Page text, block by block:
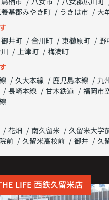
基郡みやき町 うきは市 大
御井町 合川町 東櫛原町 野
上津町
梅満町
久大本線 鹿児島本線
九
長崎本線 甘木鉄道
福岡市
花畑 南久留米
久留米大学
前
久留米高校前 御井 久
LIFE 西鉄久留米店